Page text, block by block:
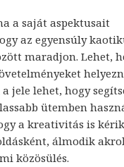
a saját aspektusait
az egyensúly
maradjon. Lehet,
jele lehet, hogy
ütemben
a kreativitás is
álmodik
közösülés.